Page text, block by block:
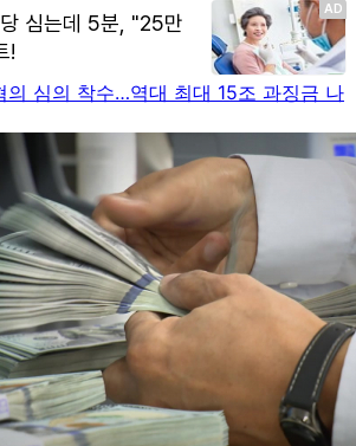
의 심의 착수…역대 최대 15조 과징금 나